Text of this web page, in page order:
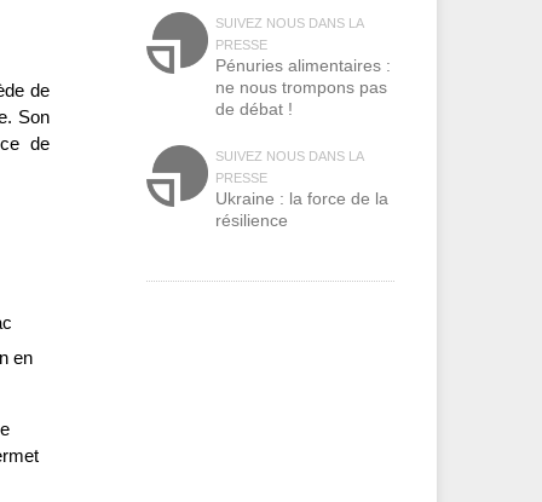
de
Son
de
en
SUIVEZ NOUS DANS LA
PRESSE
Pénuries alimentaires :
ne nous trompons pas
de débat !
SUIVEZ NOUS DANS LA
PRESSE
Ukraine : la force de la
résilience